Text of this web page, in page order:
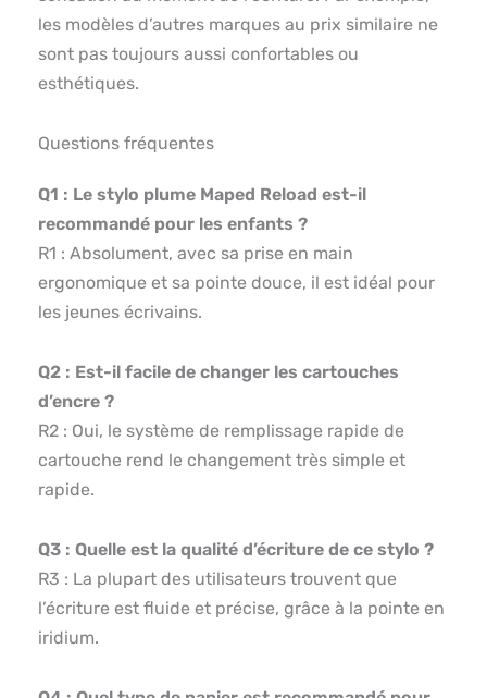
les modèles d’autres marques au prix similaire ne
sont pas toujours aussi confortables ou
esthétiques.
Questions fréquentes
Q1 : Le stylo plume Maped Reload est-il
recommandé pour les enfants ?
R1 : Absolument, avec sa prise en main
ergonomique et sa pointe douce, il est idéal pour
les jeunes écrivains.
Q2 : Est-il facile de changer les cartouches
d’encre ?
R2 : Oui, le système de remplissage rapide de
cartouche rend le changement très simple et
rapide.
Q3 : Quelle est la qualité d’écriture de ce stylo ?
R3 : La plupart des utilisateurs trouvent que
l’écriture est fluide et précise, grâce à la pointe en
iridium.